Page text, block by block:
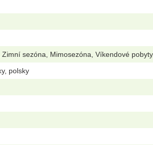
sezóna, Mimosezóna, Víkendové
polsky